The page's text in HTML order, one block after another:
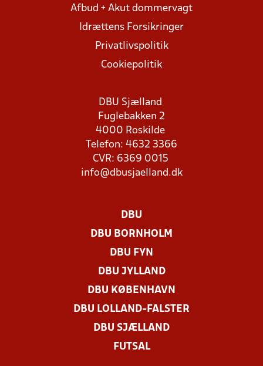
Afbud + Akut dommervagt
Idrættens Forsikringer
Privatlivspolitik
Cookiepolitik
DBU Sjælland
Fuglebakken 2
4000 Roskilde
Telefon: 4632 3366
CVR: 6369 0015
info@dbusjaelland.dk
DBU
DBU BORNHOLM
DBU FYN
DBU JYLLAND
DBU KØBENHAVN
DBU LOLLAND-FALSTER
DBU SJÆLLAND
FUTSAL